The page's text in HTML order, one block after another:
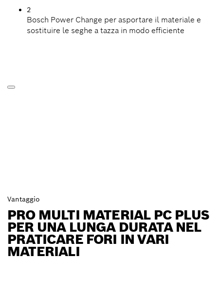
2
Bosch Power Change per asportare il materiale e
sostituire le seghe a tazza in modo efficiente
Vantaggio
PRO MULTI MATERIAL PC PLUS
PER UNA LUNGA DURATA NEL
PRATICARE FORI IN VARI
MATERIALI